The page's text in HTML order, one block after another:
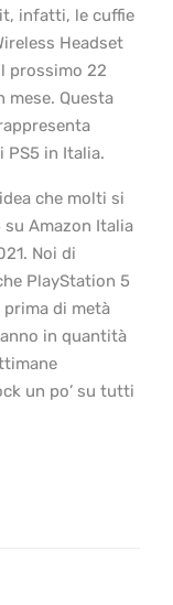
infatti, le cuffie
Headset
prossimo 22
mese. Questa
PS5 in Italia.
che molti si
Amazon Italia
Noi di
PlayStation 5
di metà
in quantità
un po’ su tutti